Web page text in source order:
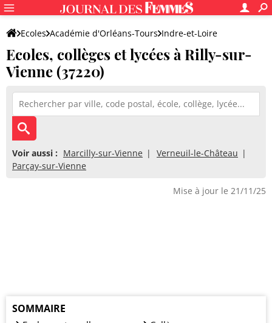
Ecoles Académie d'Orléans-Tours Indre-et-Loire
Ecoles, collèges et lycées à Rilly-sur-
Vienne (37220)
Voir aussi : Marcilly-sur-Vienne
Verneuil-le-Château
Parçay-sur-Vienne
Mise à jour le 21/11/25
SOMMAIRE